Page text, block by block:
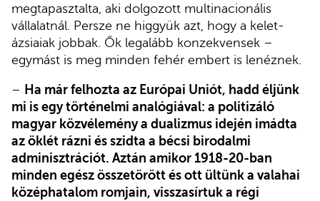
megtapasztalta, aki dolgozott multinacionális
vállalatnál. Persze ne higgyük azt, hogy a kelet-
ázsiaiak jobbak. Ők legalább konzekvensek –
egymást is meg minden fehér embert is lenéznek.
– Ha már felhozta az Európai Uniót, hadd éljünk
mi is egy történelmi analógiával: a politizáló
magyar közvélemény a dualizmus idején imádta
az öklét rázni és szidta a bécsi birodalmi
adminisztrációt. Aztán amikor 1918-20-ban
minden egész összetörött és ott ültünk a valahai
középhatalom romjain, visszasírtuk a régi